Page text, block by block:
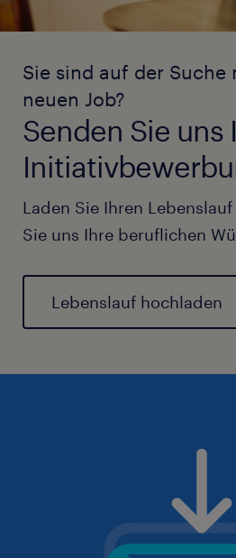
Sie sind auf der Suche
neuen Job?
Senden Sie uns
Laden Sie Ihren
Sie uns Ihre beruflichen
Lebenslauf hochladen